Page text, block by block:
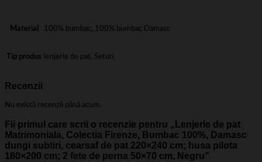
Material 100% bumbac, 100% bumbac Damasc
Tip produs lenjerie de pat, Seturi
Recenzii
Nu există recenzii până acum.
Fii primul care scrii o recenzie pentru „Lenjerie de pat
Matrimoniala, Colectia Firenze, Bumbac 100%, Damasc
dungi subtiri, cearsaf de pat 220×240 cm; husa pilota
180×200 cm; 2 fete de perna 50×70 cm, Negru”